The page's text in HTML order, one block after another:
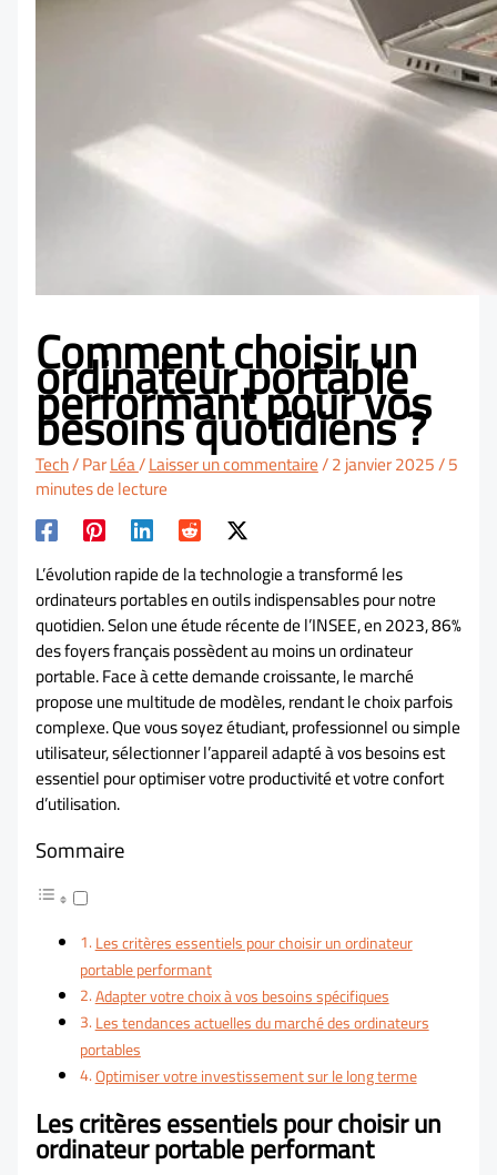
Comment choisir un
ordinateur portable
performant pour vos
besoins quotidiens ?
Tech/ ParLéa/Laisser un commentaire/2 janvier 2025/5
minutes de lecture
L’évolution rapide de la technologie a transformé les
ordinateurs portables en outils indispensables pour notre
quotidien. Selon une étude récente de l’INSEE, en 2023, 86%
des foyers français possèdent au moins un ordinateur
portable. Face à cette demande croissante, le marché
propose une multitude de modèles, rendant le choix parfois
complexe. Que vous soyez étudiant, professionnel ou simple
utilisateur, sélectionner l’appareil adapté à vos besoins est
essentiel pour optimiser votre productivité et votre confort
d’utilisation.
Sommaire
Les critères essentiels pour choisir un ordinateur
portable performant
Adapter votre choix à vos besoins spécifiques
Les tendances actuelles du marché des ordinateurs
portables
Optimiser votre investissement sur le long terme
Les critères essentiels pour choisir un
ordinateur portable performant